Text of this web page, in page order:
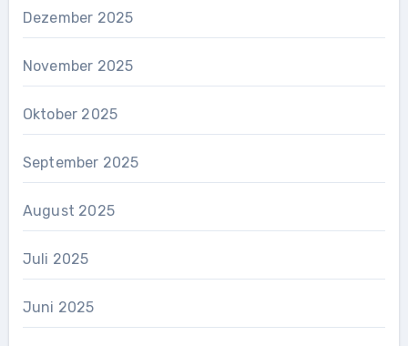
Dezember 2025
November 2025
Oktober 2025
September 2025
August 2025
Juli 2025
Juni 2025